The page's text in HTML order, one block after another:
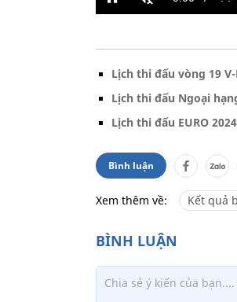
Lịch thi đấu vòng 19
Lịch thi đấu Ngoại
Lịch thi đấu EURO
Bình luận
Xem thêm về: Kết quả